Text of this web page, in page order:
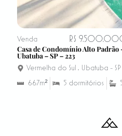
Venda
R$
Casa de Condomínio Alto Padrão
Ubatuba – SP – 223
Vermelha do Sul , Ubatuba - SP
667m²
5 dormitórios